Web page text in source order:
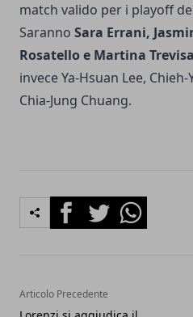
match valido per i playoff
Saranno Sara Errani,
Rosatello e Martina
invece Ya-Hsuan Lee,
Chia-Jung Chuang.
FacebookTwitterWhatsapp
Articolo Precedente